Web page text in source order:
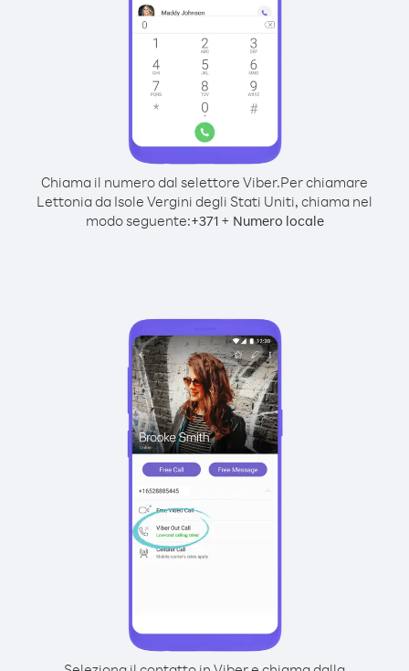
Chiama il numero dal selettore Viber.Per chiamare
Lettonia da Isole Vergini degli Stati Uniti, chiama nel
modo seguente:+371+ Numero locale